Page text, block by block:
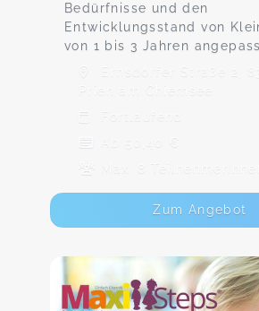
Bedürfnisse und den
Entwicklungsstand von
von 1 bis 3 Jahren
Ernsdorfer Straße 2,
Prien am Chiemsee
Fortlaufend
Ab 50,40 €
Max. 8 TeilnehmerInnen
Zum Angebot